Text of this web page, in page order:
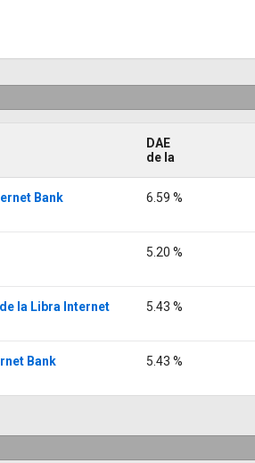
DAE
de la
Bank 6.59 %
5.20 %
la Libra Internet
5.43 %
Bank 5.43 %